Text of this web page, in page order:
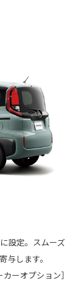
設定。スムーズ
与します。
ーオプション］